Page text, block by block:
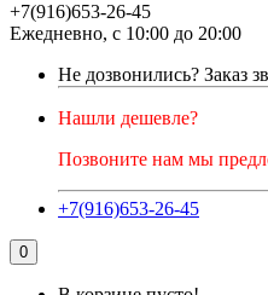
+7(916)653-26-45
Ежедневно, с 10:00 до 20:00
Не дозвонились? Заказ
Нашли дешевле?
Позвоните нам мы
+7(916)653-26-45
0